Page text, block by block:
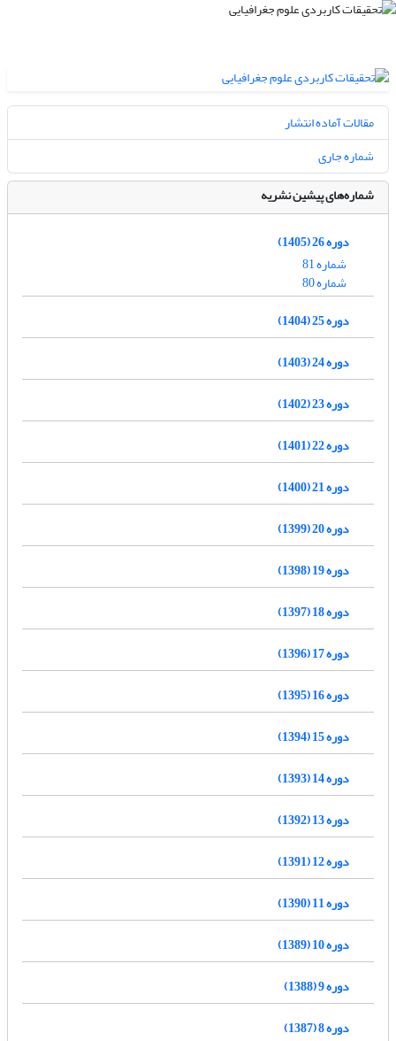
مقالات آماده انتشار
شماره جاری
شماره‌های پیشین نشریه
دوره 26 (1405)
شماره 81
شماره 80
دوره 25 (1404)
دوره 24 (1403)
دوره 23 (1402)
دوره 22 (1401)
دوره 21 (1400)
دوره 20 (1399)
دوره 19 (1398)
دوره 18 (1397)
دوره 17 (1396)
دوره 16 (1395)
دوره 15 (1394)
دوره 14 (1393)
دوره 13 (1392)
دوره 12 (1391)
دوره 11 (1390)
دوره 10 (1389)
دوره 9 (1388)
دوره 8 (1387)